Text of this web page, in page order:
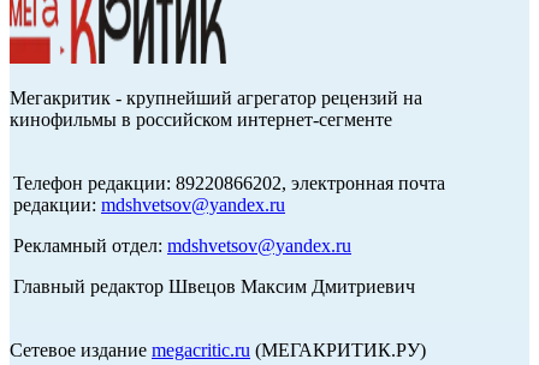
Мегакритик - крупнейший агрегатор рецензий на
кинофильмы в российском интернет-сегменте
Телефон редакции: 89220866202, электронная почта
редакции: mdshvetsov@yandex.ru
Рекламный отдел: mdshvetsov@yandex.ru
Главный редактор Швецов Максим Дмитриевич
Сетевое издание megacritic.ru (МЕГАКРИТИК.РУ)